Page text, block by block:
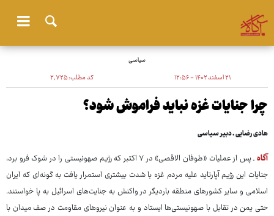
سیاسی
۲۱ اسفند ۱۴۰۲ - ۱۲:۵۶ کد مطلب:۲٬۷۲۵
چرا جنایات غزه نباید فراموش شود؟
هادی رضایی ـ دبیر سیاسی
آگاه
ـ پس از عملیات «طوفان الاقصی» در ۷ اکتبر که رژیم صهونیستی را در شوک فرو برد،
جنایات این رژیم آپارتاید علیه مردم غزه با شدت بیشتری استمرار یافت به گونه‌ای که ایران
اسلامی و سایر کشورهای منطقه باردیگر در واکنش به جنایت‌های اسرائیل به پا خواستند.
حتی یمن در تقابل با صهونیستی‌ها ایستاد و به عنوان نیروهای مقاومت در صف میدان با